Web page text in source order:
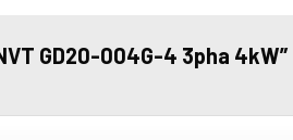
GD20-004G-4 3pha 4kW”